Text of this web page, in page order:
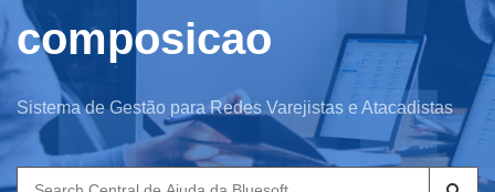
composicao
Sistema de Gestão para Redes Varejistas e Atacadistas
Search